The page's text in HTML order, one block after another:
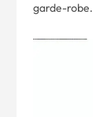
garde-robe.